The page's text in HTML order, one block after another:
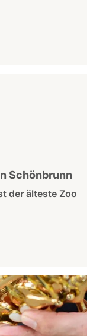
Schönbrunn
der älteste Zoo